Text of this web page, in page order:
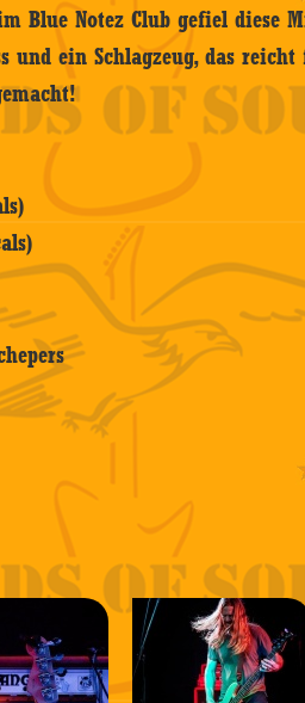
Blue Notez Club gefiel diese
und ein Schlagzeug, das